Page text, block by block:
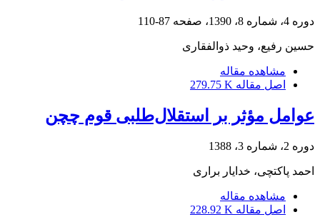
دوره 4، شماره 8، 1390، صفحه 87-110
حسین رفیع، وحید ذوالفقاری
مشاهده مقاله
اصل مقاله 279.75 K
عوامل مؤثر بر استقلال‌طلبی قوم چچن
دوره 2، شماره 3، 1388
احمد پاکتچی، خدایار براری
مشاهده مقاله
اصل مقاله 228.92 K